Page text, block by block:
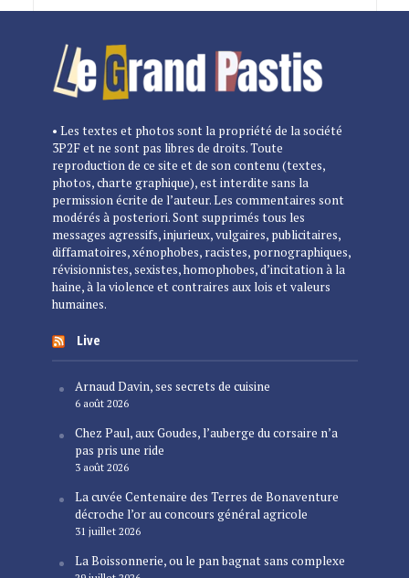
• Les textes et photos sont la propriété de la société
3P2F et ne sont pas libres de droits. Toute
reproduction de ce site et de son contenu (textes,
photos, charte graphique), est interdite sans la
permission écrite de l’auteur. Les commentaires sont
modérés à posteriori. Sont supprimés tous les
messages agressifs, injurieux, vulgaires, publicitaires,
diffamatoires, xénophobes, racistes, pornographiques,
révisionnistes, sexistes, homophobes, d’incitation à la
haine, à la violence et contraires aux lois et valeurs
humaines.
Live
Arnaud Davin, ses secrets de cuisine
6 août 2026
Chez Paul, aux Goudes, l’auberge du corsaire n’a
pas pris une ride
3 août 2026
La cuvée Centenaire des Terres de Bonaventure
décroche l’or au concours général agricole
31 juillet 2026
La Boissonnerie, ou le pan bagnat sans complexe